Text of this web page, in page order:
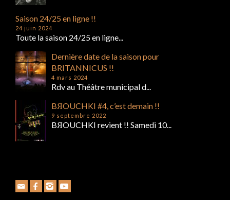
Saison 24/25 en ligne !!
24 juin 2024
Toute la saison 24/25 en ligne...
Dernière date de la saison pour
BRITANNICUS !!
4 mars 2024
Rdv au Théâtre municipal d...
BЯOUCHKI #4, c’est demain !!
9 septembre 2022
BЯOUCHKI revient !! Samedi 10...